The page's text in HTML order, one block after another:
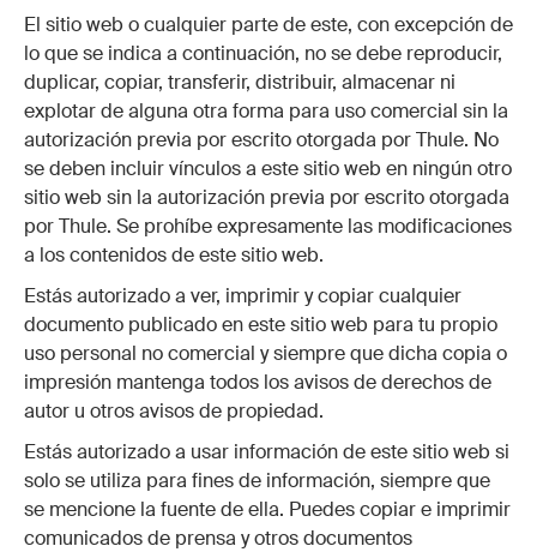
El sitio web o cualquier parte de este, con excepción de
lo que se indica a continuación, no se debe reproducir,
duplicar, copiar, transferir, distribuir, almacenar ni
explotar de alguna otra forma para uso comercial sin la
autorización previa por escrito otorgada por Thule. No
se deben incluir vínculos a este sitio web en ningún otro
sitio web sin la autorización previa por escrito otorgada
por Thule. Se prohíbe expresamente las modificaciones
a los contenidos de este sitio web.
Estás autorizado a ver, imprimir y copiar cualquier
documento publicado en este sitio web para tu propio
uso personal no comercial y siempre que dicha copia o
impresión mantenga todos los avisos de derechos de
autor u otros avisos de propiedad.
Estás autorizado a usar información de este sitio web si
solo se utiliza para fines de información, siempre que
se mencione la fuente de ella. Puedes copiar e imprimir
comunicados de prensa y otros documentos